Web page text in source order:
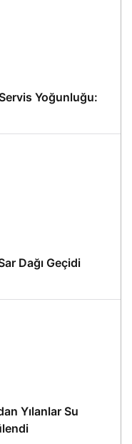
Yoğunluğu:
Dağı Geçidi
Yılanlar Su